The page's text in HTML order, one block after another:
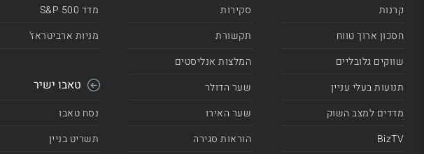
קרנות
חסכון ארוך טווח
שווקים גלובליים
תנועות בעלי עניין
מדדים למצב השוק
BizTV
סקירות
תקשורת
המלצות אנליסטים
שער הדולר
שער האירו
הוראות סגירה
מדד 500 S&P
מניות ארביטראז'
טאבו ישיר
נסח טאבו
תשריט בניין